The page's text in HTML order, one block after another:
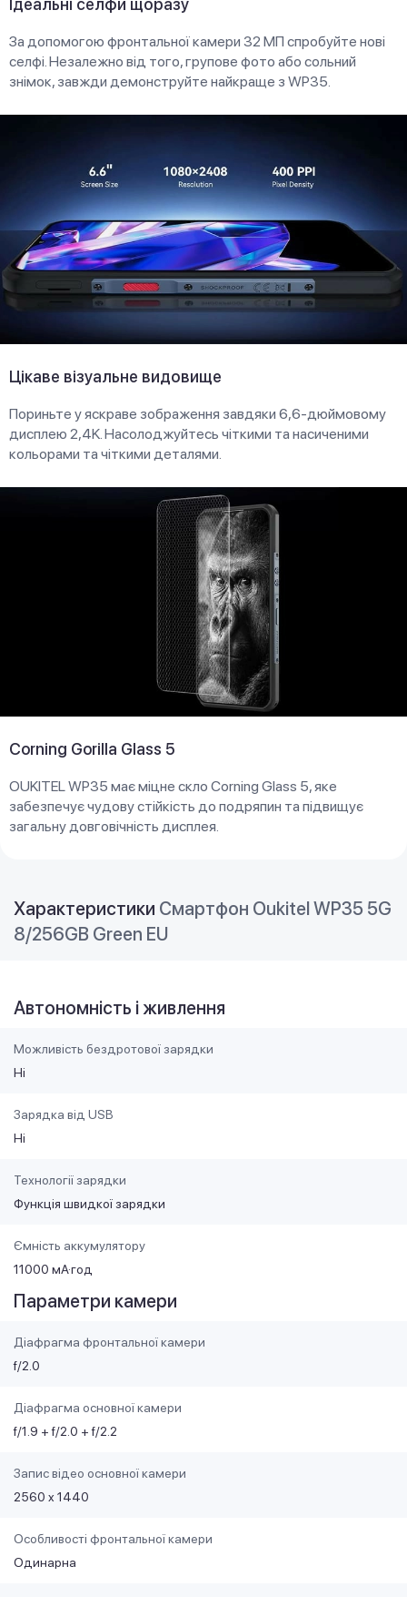
Ідеальні селфи щоразу
За допомогою фронтальної камери 32 МП спробуйте нові
селфі. Незалежно від того, групове фото або сольний
знімок, завжди демонструйте найкраще з WP35.
Цікаве візуальне видовище
Пориньте у яскраве зображення завдяки 6,6-дюймовому
дисплею 2,4K. Насолоджуйтесь чіткими та насиченими
кольорами та чіткими деталями.
Corning Gorilla Glass 5
OUKITEL WP35 має міцне скло Corning Glass 5, яке
забезпечує чудову стійкість до подряпин та підвищує
загальну довговічність дисплея.
Характеристики Смартфон Oukitel WP35 5G
8/256GB Green EU
Автономність і живлення
Можливість бездротової зарядки
Ні
Зарядка від USB
Ні
Технології зарядки
Функція швидкої зарядки
Ємність аккумулятору
11000 мА·год
Параметри камери
Діафрагма фронтальної камери
f/2.0
Діафрагма основної камери
f/1.9 + f/2.0 + f/2.2
Запис відео основної камери
2560 x 1440
Особливості фронтальної камери
Одинарна